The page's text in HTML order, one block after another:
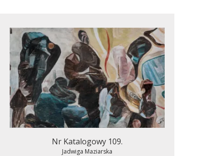
Nr Katalogowy 109.
Jadwiga Maziarska